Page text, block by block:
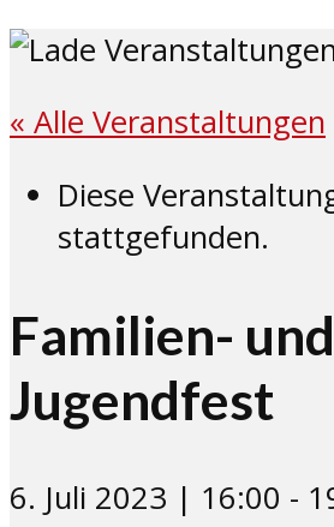
« Alle Veranstaltungen
Diese
stattgefunden.
Familien- und
Jugendfest
6. Juli 2023 | 16:00 -